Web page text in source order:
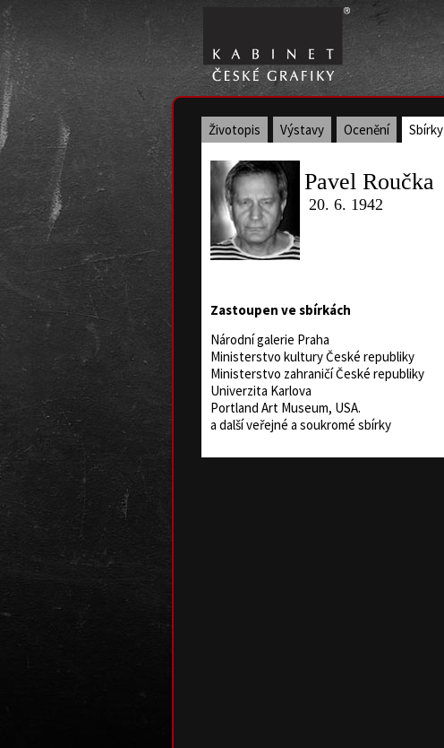
Životopis Výstavy Ocenění Sbírky
Pavel Roučka
20. 6. 1942
Zastoupen ve sbírkách
Národní galerie Praha
Ministerstvo kultury České republiky
Ministerstvo zahraničí České republiky
Univerzita Karlova
Portland Art Museum, USA.
a další veřejné a soukromé sbírky